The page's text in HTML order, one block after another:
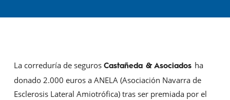
La correduría de seguros Castañeda & Asociados ha
donado 2.000 euros a ANELA (Asociación Navarra de
Esclerosis Lateral Amiotrófica) tras ser premiada por el